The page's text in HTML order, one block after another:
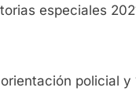
especiales
policial y